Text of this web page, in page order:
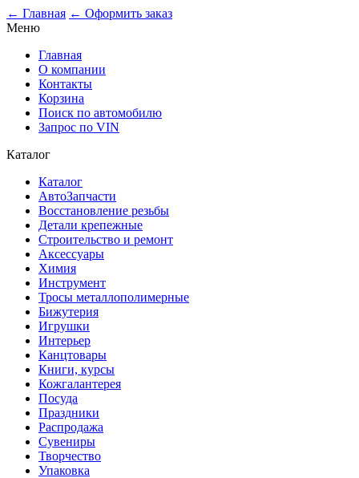
← Главная ← Оформить заказ
Меню
Главная
О компании
Контакты
Корзина
Поиск по автомобилю
Запрос по VIN
Каталог
Каталог
АвтоЗапчасти
Восстановление резьбы
Детали крепежные
Строительство и ремонт
Аксессуары
Химия
Инструмент
Тросы металлополимерные
Бижутерия
Игрушки
Интерьер
Канцтовары
Книги, курсы
Кожгалантерея
Посуда
Праздники
Распродажа
Сувениры
Творчество
Упаковка